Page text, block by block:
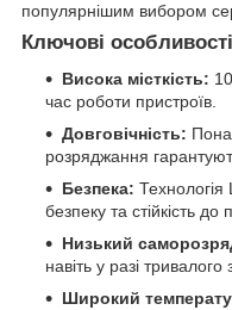
популярнішим вибором
Ключові
Висока місткість:
час роботи пристроїв.
Довговічність:
розряджання
Безпека: Технологія
безпеку та стійкість
Низький
навіть у разі тривалого
Широкий